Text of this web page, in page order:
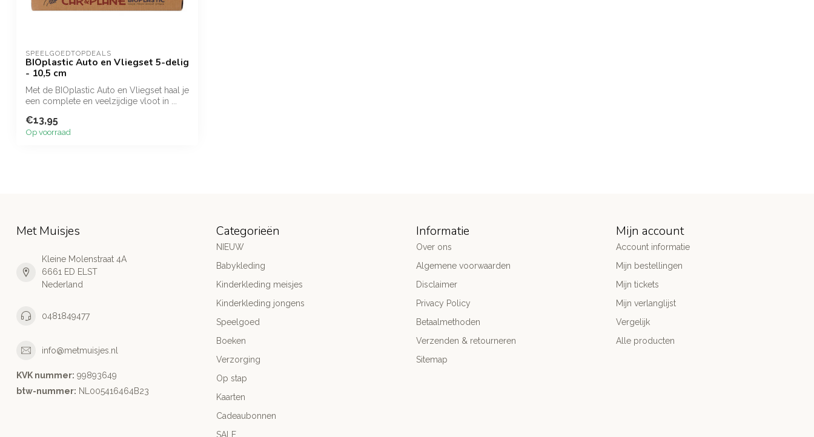
SPEELGOEDTOPDEALS
BIOplastic Auto en Vliegset 5-delig
- 10,5 cm
Met de BIOplastic Auto en Vliegset haal je
een complete en veelzijdige vloot in ...
€13,95
Op voorraad
Met Muisjes
Kleine Molenstraat 4A
6661 ED ELST
Nederland
0481849477
info@metmuisjes.nl
KVK nummer: 99893649
btw-nummer: NL005416464B23
Categorieën
NIEUW
Babykleding
Kinderkleding meisjes
Kinderkleding jongens
Speelgoed
Boeken
Verzorging
Op stap
Kaarten
Cadeaubonnen
SALE
Informatie
Over ons
Algemene voorwaarden
Disclaimer
Privacy Policy
Betaalmethoden
Verzenden & retourneren
Sitemap
Mijn account
Account informatie
Mijn bestellingen
Mijn tickets
Mijn verlanglijst
Vergelijk
Alle producten